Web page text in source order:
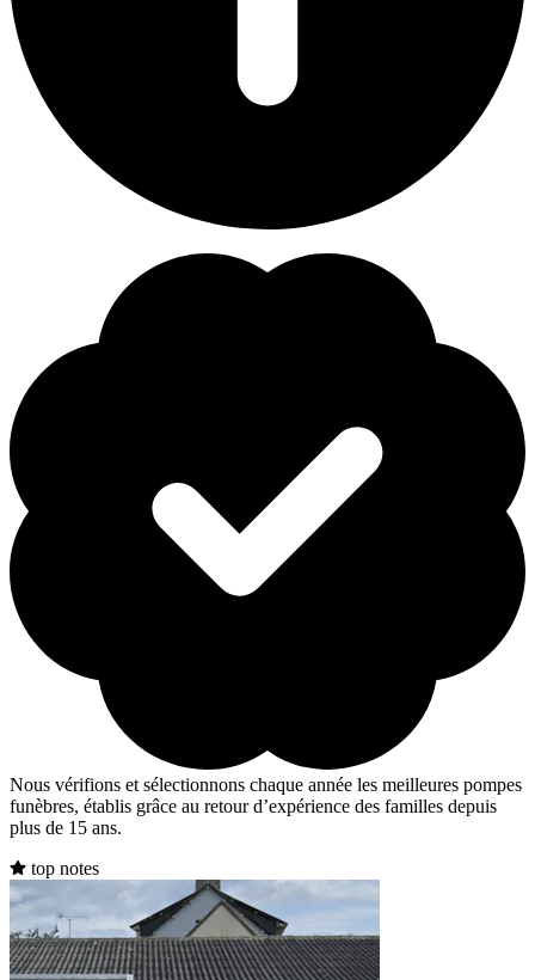
Nous vérifions et sélectionnons chaque année les meilleures pompes
funèbres, établis grâce au retour d’expérience des familles depuis
plus de 15 ans.
top notes